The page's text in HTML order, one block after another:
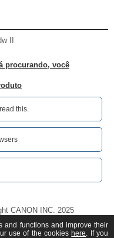
II
procurando, você
this.‎
CANON INC. 2025
and functions and improve their
use of the cookies here. If you